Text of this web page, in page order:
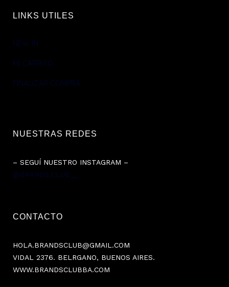
LINKS UTILES
NEW IN
MI CARRITO
FINALIZAR COMPRA
NUESTRAS REDES
– SEGUÍ NUESTRO INSTAGRAM –
@BRANDS.CLUB__
CONTACTO
HOLA.BRANDSCLUB@GMAIL.COM
VIDAL 2376. BELRGANO, BUENOS AIRES.
WWW.BRANDSCLUBBA.COM